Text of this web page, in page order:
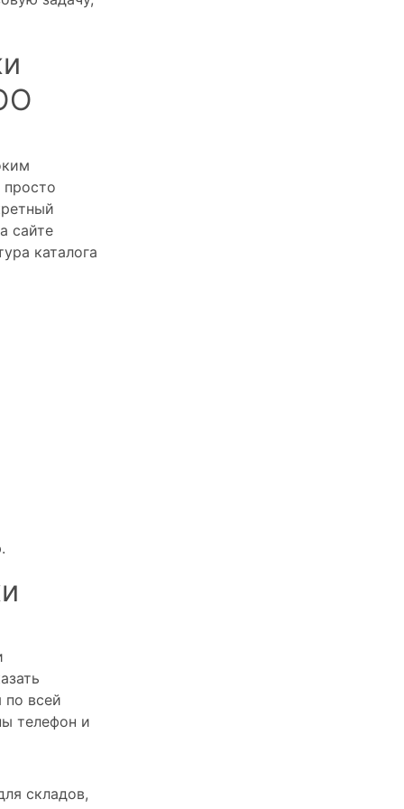
сайте
каталога
по всей
телефон и
складов,